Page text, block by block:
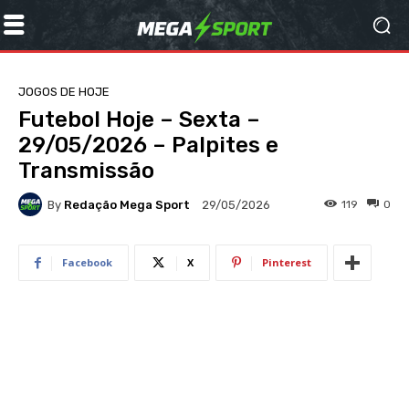
JOGOS DE HOJE
Futebol Hoje – Sexta –
29/05/2026 – Palpites e
Transmissão
By Redação Mega Sport 29/05/2026 0
119
Facebook X Pinterest